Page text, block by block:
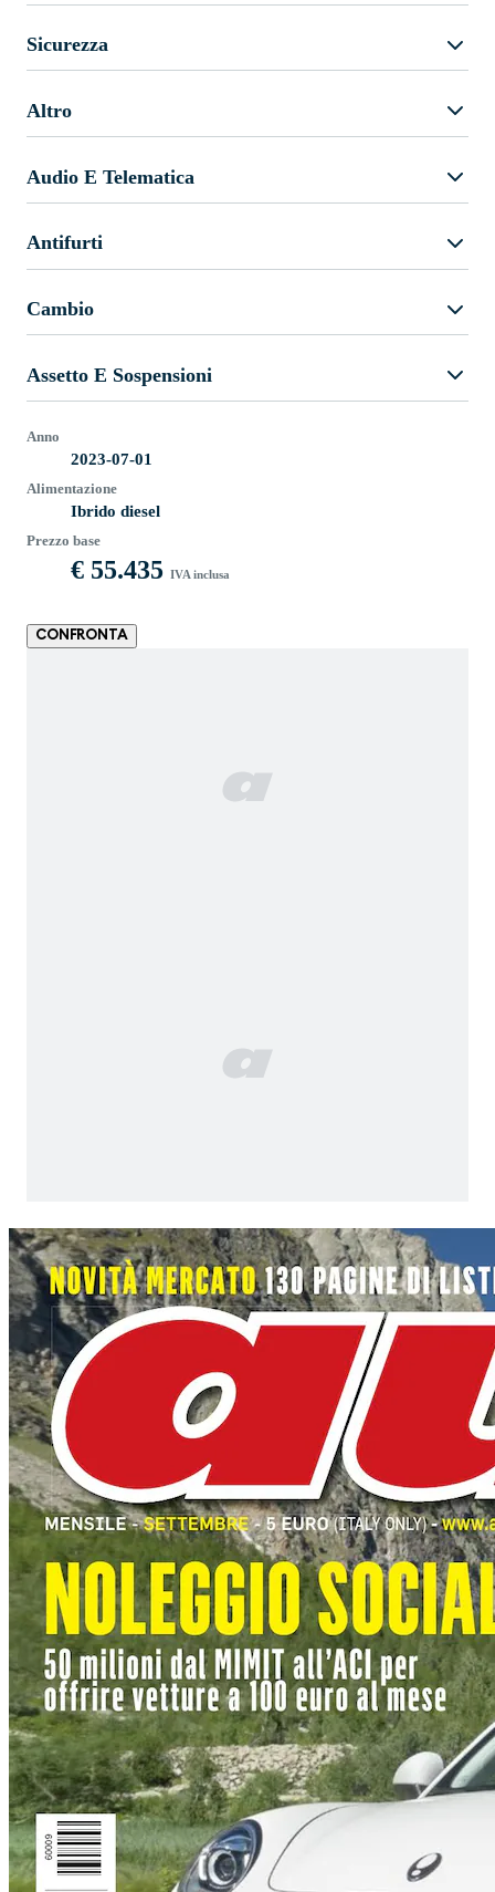
Sicurezza
Altro
Audio E Telematica
Antifurti
Cambio
Assetto E Sospensioni
Anno
2023-07-01
Alimentazione
Ibrido diesel
Prezzo base
€ 55.435 IVA inclusa
CONFRONTA